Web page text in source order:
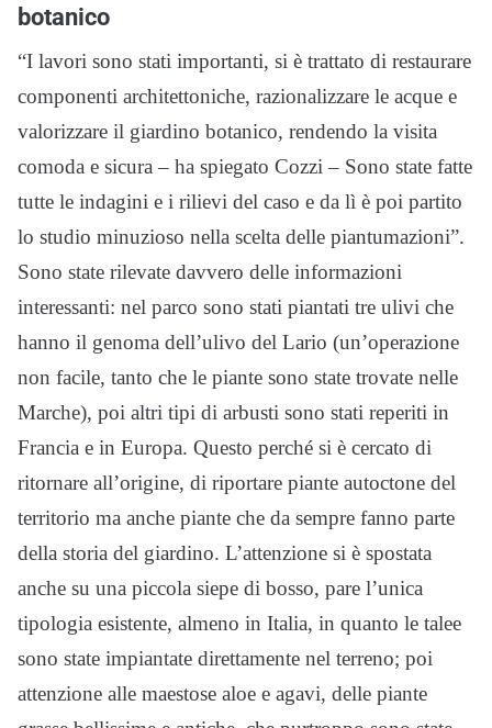
botanico
“I lavori sono stati importanti, si è trattato di restaurare
componenti architettoniche, razionalizzare le acque e
valorizzare il giardino botanico, rendendo la visita
comoda e sicura – ha spiegato Cozzi – Sono state fatte
tutte le indagini e i rilievi del caso e da lì è poi partito
lo studio minuzioso nella scelta delle piantumazioni”.
Sono state rilevate davvero delle informazioni
interessanti: nel parco sono stati piantati tre ulivi che
hanno il genoma dell’ulivo del Lario (un’operazione
non facile, tanto che le piante sono state trovate nelle
Marche), poi altri tipi di arbusti sono stati reperiti in
Francia e in Europa. Questo perché si è cercato di
ritornare all’origine, di riportare piante autoctone del
territorio ma anche piante che da sempre fanno parte
della storia del giardino. L’attenzione si è spostata
anche su una piccola siepe di bosso, pare l’unica
tipologia esistente, almeno in Italia, in quanto le talee
sono state impiantate direttamente nel terreno; poi
attenzione alle maestose aloe e agavi, delle piante